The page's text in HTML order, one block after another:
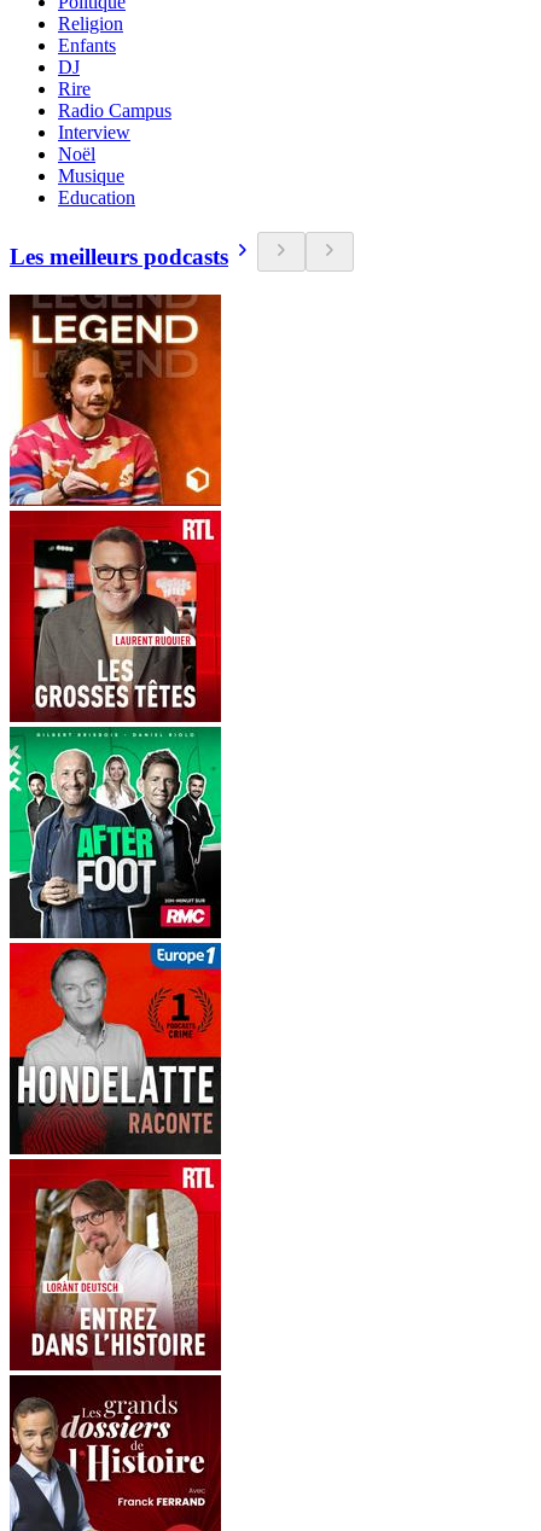
Religion
Enfants
DJ
Rire
Radio Campus
Interview
Noël
Musique
Education
Les meilleurs podcasts